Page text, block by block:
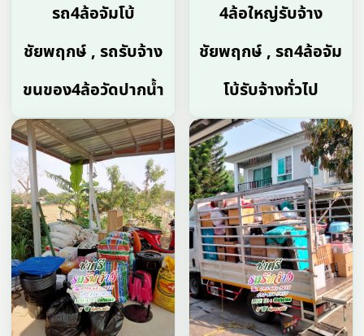
รถ4ล้อจัมโบ้
ชัยพฤกษ์ , รถรับจ้าง
ขนของ4ล้อวัดปากน้ำ
4ล้อใหญ่รับจ้าง
ชัยพฤกษ์ , รถ4ล้อจัม
โบ้รับจ้างทั่วไป